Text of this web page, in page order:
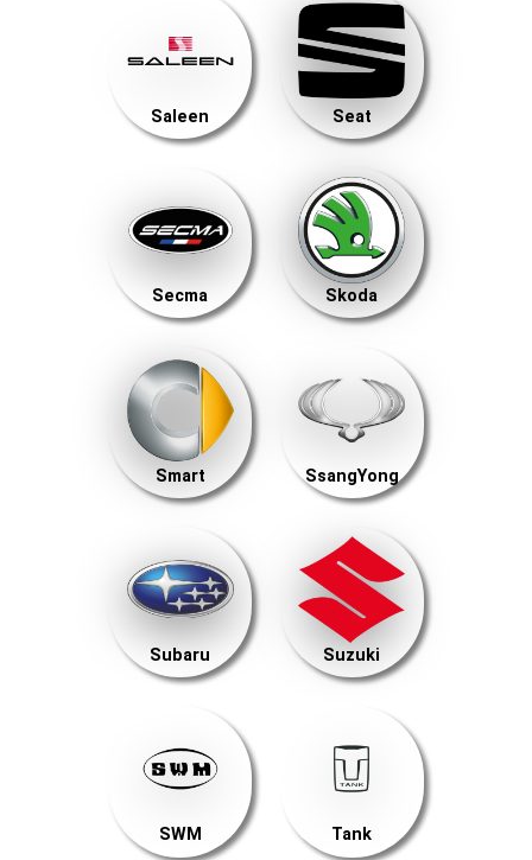
Saleen Seat
Secma Skoda
Smart SsangYong
Subaru Suzuki
SWM Tank